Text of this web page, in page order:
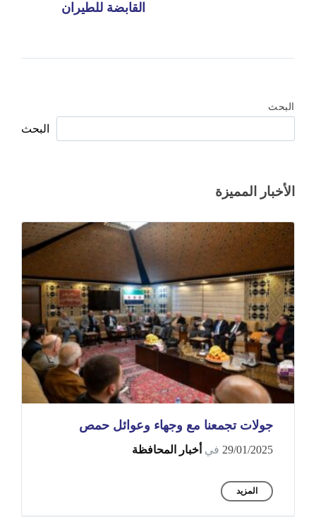
القابضة للطيران
البحث
البحث
الأخبار المميزة
جولات تجمعنا مع وجهاء وعوائل حمص
29/01/2025 في أخبار المحافظة
المزيد